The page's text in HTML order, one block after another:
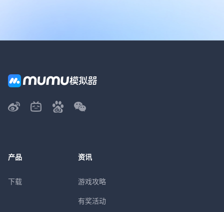
产品
下载
资讯
游戏攻略
有奖活动